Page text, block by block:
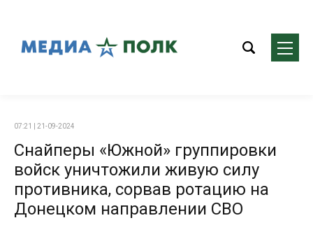
07:21 | 21-09-2024
Снайперы «Южной» группировки
войск уничтожили живую силу
противника, сорвав ротацию на
Донецком направлении СВО